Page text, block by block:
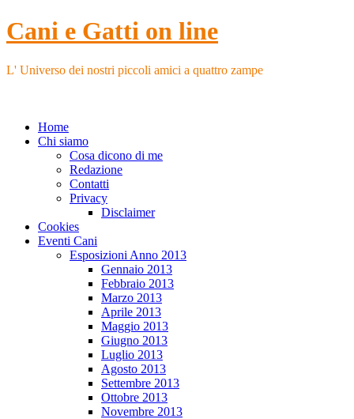
Cani e Gatti on line
L' Universo dei nostri piccoli amici a quattro zampe
Home
Chi siamo
Cosa dicono di me
Redazione
Contatti
Privacy
Disclaimer
Cookies
Eventi Cani
Esposizioni Anno 2013
Gennaio 2013
Febbraio 2013
Marzo 2013
Aprile 2013
Maggio 2013
Giugno 2013
Luglio 2013
Agosto 2013
Settembre 2013
Ottobre 2013
Novembre 2013